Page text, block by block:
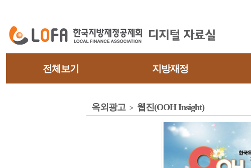
전체보기 지방재정
옥외광고 > 웹진(OOH Insight)